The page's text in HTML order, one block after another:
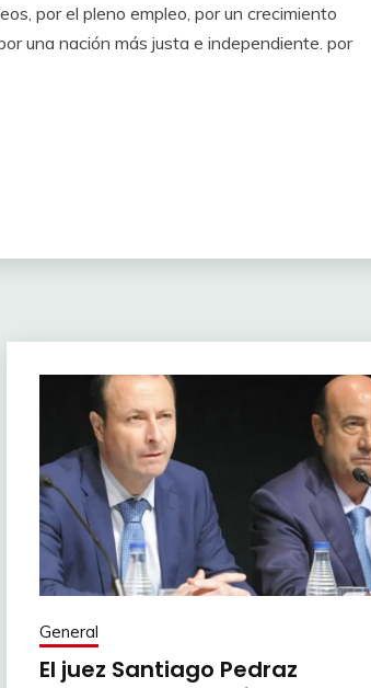
por el pleno empleo, por un crecimiento
una nación más justa e independiente. por
General
El juez Santiago Pedraz